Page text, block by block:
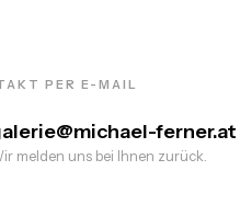
PER E-MAIL
ferner.at
melden uns bei Ihnen zurück.